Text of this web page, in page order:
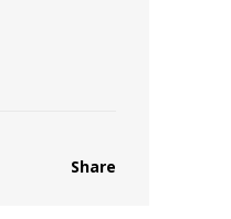
Share